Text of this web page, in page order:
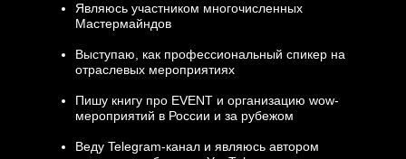
Являюсь участником многочисленных
Мастермайндов
Выступаю, как профессиональный спикер на
отраслевых мероприятиях
Пишу книгу про EVENT и организацию wow-
мероприятий в России и за рубежом
Веду Telegram-канал и являюсь автором